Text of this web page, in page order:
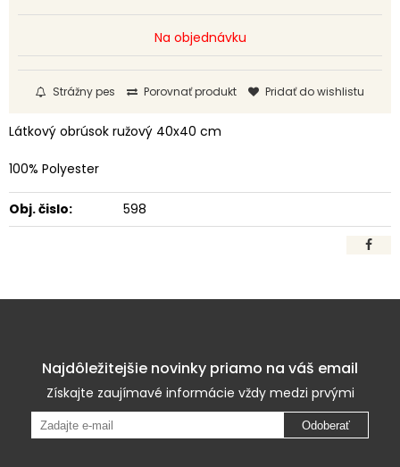
Na objednávku
Strážny pes Porovnať produkt Pridať do wishlistu
Látkový obrúsok ružový 40x40 cm
100% Polyester
Obj. čislo: 598
Najdôležitejšie novinky priamo na váš email
Získajte zaujímavé informácie vždy medzi prvými
Odoberať